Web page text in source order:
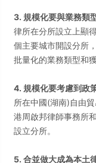
3. 規模化要與業務類
律所在分所設立上顯
個主要城市開設分所
批量化的業務類型和
4. 規模化要考慮到政
所在中國(湖南)自由
港周啟邦律師事務所
設立分所。
5. 合並做大成為本土